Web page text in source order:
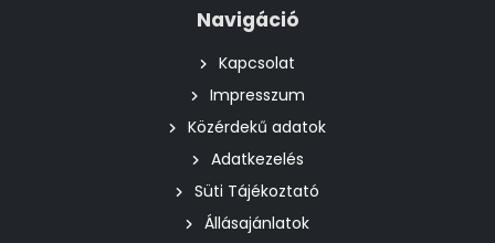
Navigáció
Kapcsolat
Impresszum
Közérdekű adatok
Adatkezelés
Süti Tájékoztató
Állásajánlatok